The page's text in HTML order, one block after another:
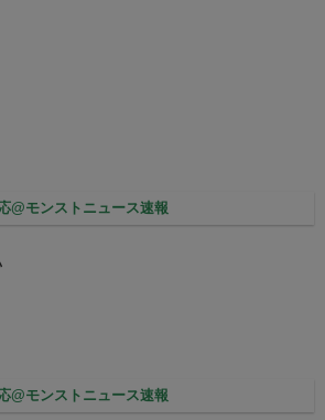
@モンストニュース速報
@モンストニュース速報